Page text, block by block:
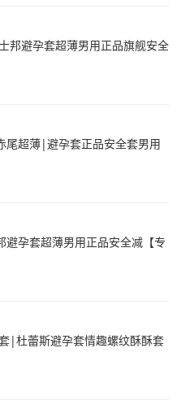
邦避孕套超薄男用正品旗舰安全
尾超薄|避孕套正品安全套男用
避孕套超薄男用正品安全减【专
|杜蕾斯避孕套情趣螺纹酥酥套